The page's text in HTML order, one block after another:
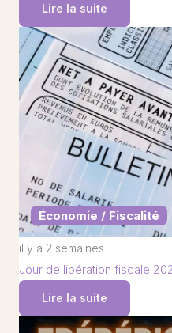
Lire la suite
Économie / Fiscalité
il y a 2 semaines
Jour de libération fiscale
Lire la suite